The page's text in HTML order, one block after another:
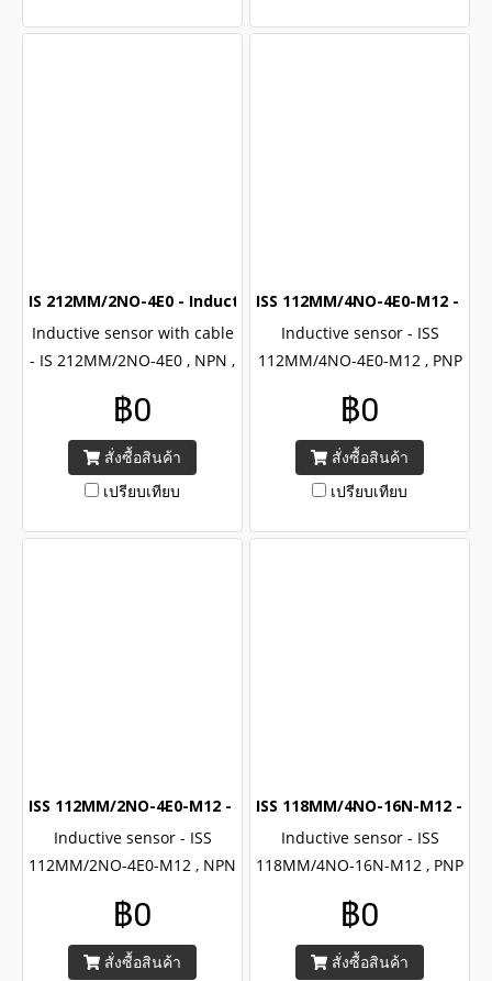
IS 212MM/2NO-4E0 - Inductive sensor (M12) (NPN NO)
Inductive sensor with cable
- IS 212MM/2NO-4E0 , NPN ,
212 series , CE certified with
IP67
฿0
สั่งซื้อสินค้า
เปรียบเทียบ
ISS 112MM/4NO-4E0-M12 -
Inductive sensor - ISS
112MM/4NO-4E0-M12 , PNP
112 series , CE certified with
IP67
฿0
สั่งซื้อสินค้า
เปรียบเทียบ
ISS 112MM/2NO-4E0-M12 - Inductive sensor (M12) (NPN
Inductive sensor - ISS
112MM/2NO-4E0-M12 , NPN
112 series , CE certified with
IP67
฿0
สั่งซื้อสินค้า
ISS 118MM/4NO-16N-M12 -
Inductive sensor - ISS
118MM/4NO-16N-M12 , PNP
118 series , CE certified with
IP67
฿0
สั่งซื้อสินค้า